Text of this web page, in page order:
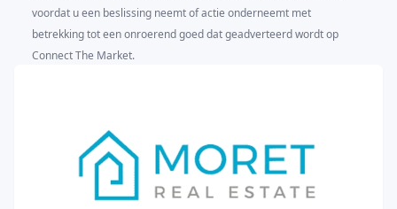
voordat u een beslissing neemt of actie onderneemt met
betrekking tot een onroerend goed dat geadverteerd wordt op
Connect The Market.